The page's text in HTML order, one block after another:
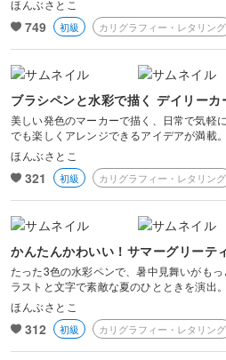
ほんぶさとこ
749 初級 カリグラフィー・レタリング
ブラシペンと水彩で描く デイリーカ
美しい発色のマーカーで描く、日常で気軽
でも楽しくアレンジできるアイデアが満載。
ほんぶさとこ
321 初級 カリグラフィー・レタリング
かんたんかわいい！サマーグリーテ
たった3色の水彩ペンで、暑中見舞いがも
ラストと文字で素敵な夏のひとときを演出。
ほんぶさとこ
312 初級 カリグラフィー・レタリング